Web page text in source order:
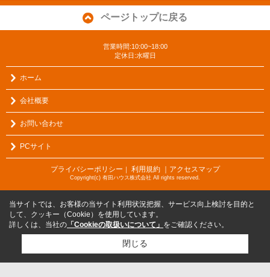
ページトップに戻る
営業時間:10:00~18:00
定休日:水曜日
ホーム
会社概要
お問い合わせ
PCサイト
プライバシーポリシー ｜ 利用規約 ｜アクセスマップ
Copyright(c) 有田ハウス株式会社 All rights reserved.
当サイトでは、お客様の当サイト利用状況把握、サービス向上検討を目的と
して、クッキー（Cookie）を使用しています。
詳しくは、当社の 「Cookieの取扱いについて」 をご確認ください。
閉じる